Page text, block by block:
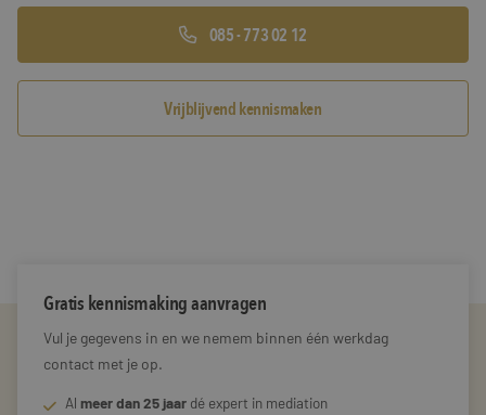
085 - 773 02 12
Vrijblijvend kennismaken
Gratis kennismaking aanvragen
Vul je gegevens in en we nemem binnen één werkdag
contact met je op.
Al meer dan 25 jaar dé expert in mediation